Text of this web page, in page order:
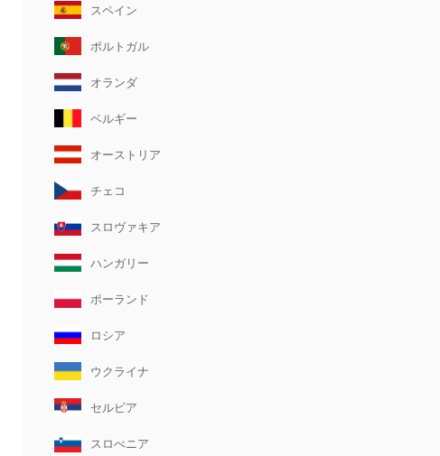
スペイン
ポルトガル
オランダ
ベルギー
オーストリア
チェコ
スロヴァキア
ハンガリー
ポーランド
ロシア
ウクライナ
セルビア
スロべニア